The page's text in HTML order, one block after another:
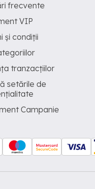
frecvente
VIP
și condiții
tranzacțiilor
setările de
Campanie